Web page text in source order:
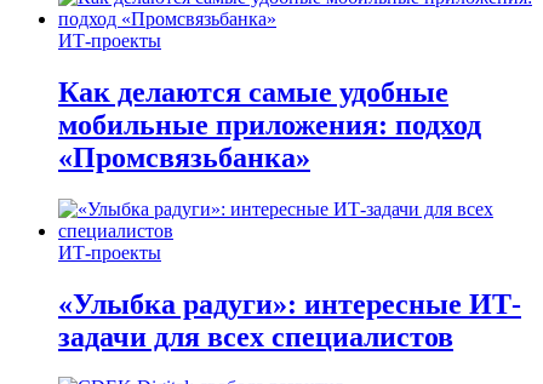
ИТ-проекты
Как делаются самые удобные
мобильные приложения: подход
«Промсвязьбанка»
ИТ-проекты
«Улыбка радуги»: интересные ИТ-
задачи для всех специалистов